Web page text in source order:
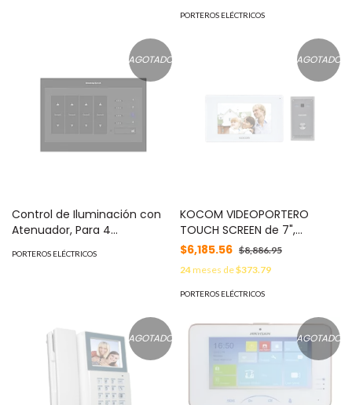
comunicación con el
PORTEROS ELÉCTRICOS
AGOTADO
Control de Iluminación con
Atenuador, Para 4
con Videoportero KVRA510
PORTEROS ELÉCTRICOS
AGOTADO
KOCOM VIDEOPORTERO
TOUCH SCREEN de 7",
GRABACION en microSD
$6,185.56 $8,886.95
24meses de$373.79
PORTEROS ELÉCTRICOS
AGOTADO AGOTADO